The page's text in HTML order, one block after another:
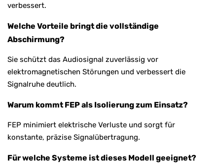
verbessert.
Welche Vorteile bringt die vollständige
Abschirmung?
Sie schützt das Audiosignal zuverlässig vor
elektromagnetischen Störungen und verbessert die
Signalruhe deutlich.
Warum kommt FEP als Isolierung zum Einsatz?
FEP minimiert elektrische Verluste und sorgt für
konstante, präzise Signalübertragung.
Für welche Systeme ist dieses Modell geeignet?